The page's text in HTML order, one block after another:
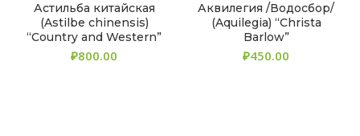
Астильба китайская
(Astilbe chinensis)
“Country and Western”
₽
Аквилегия /Водосбор/
(Aquilegia) “Christa
Barlow”
₽